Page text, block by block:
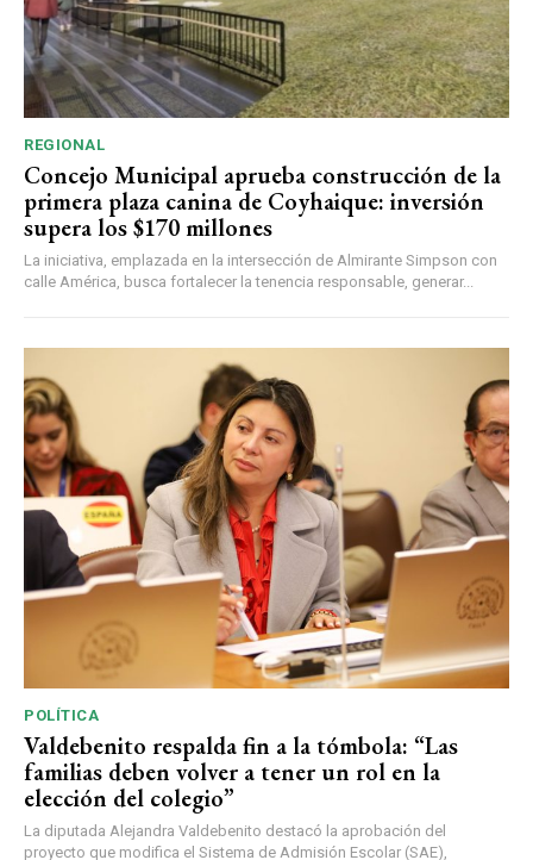
REGIONAL
Concejo Municipal aprueba construcción de la
primera plaza canina de Coyhaique: inversión
supera los $170 millones
La iniciativa, emplazada en la intersección de Almirante Simpson con
calle América, busca fortalecer la tenencia responsable, generar...
POLÍTICA
Valdebenito respalda fin a la tómbola: “Las
familias deben volver a tener un rol en la
elección del colegio”
La diputada Alejandra Valdebenito destacó la aprobación del
proyecto que modifica el Sistema de Admisión Escolar (SAE),